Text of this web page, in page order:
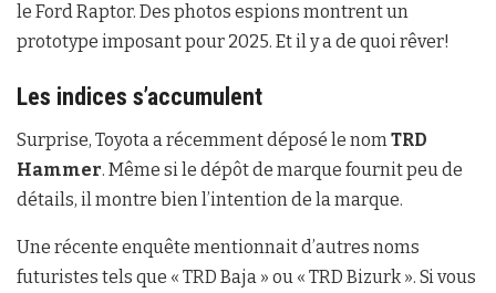
le Ford Raptor. Des photos espions montrent un
prototype imposant pour 2025. Et il y a de quoi rêver!
Les indices s’accumulent
Surprise, Toyota a récemment déposé le nomTRD
Hammer. Même si le dépôt de marque fournit peu de
détails, il montre bien l’intention de la marque.
Une récente enquête mentionnait d’autres noms
futuristes tels que « TRD Baja » ou « TRD Bizurk ». Si vous